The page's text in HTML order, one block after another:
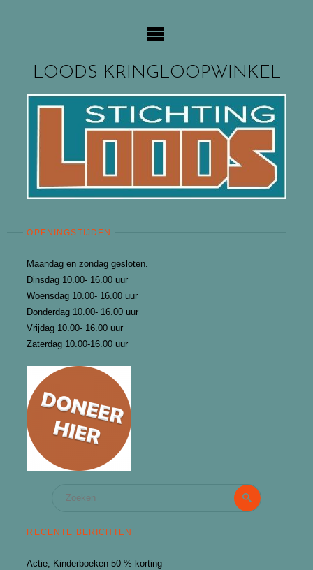
LOODS KRINGLOOPWINKEL
OPENINGSTIJDEN
Maandag en zondag gesloten.
Dinsdag 10.00- 16.00 uur
Woensdag 10.00- 16.00 uur
Donderdag 10.00- 16.00 uur
Vrijdag 10.00- 16.00 uur
Zaterdag 10.00-16.00 uur
Zoeken
RECENTE BERICHTEN
Actie, Kinderboeken 50 % korting